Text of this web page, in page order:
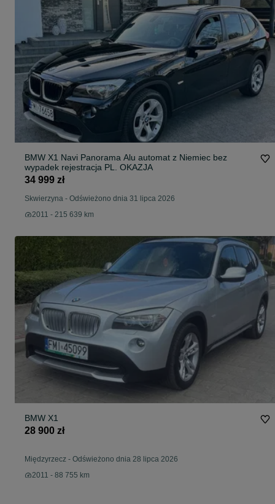
BMW X1 Navi Panorama Alu automat z Niemiec bez
wypadek rejestracja PL. OKAZJA
34 999 zł
Skwierzyna - Odświeżono dnia 31 lipca 2026
2011 - 215 639 km
BMW X1
28 900 zł
Międzyrzecz - Odświeżono dnia 28 lipca 2026
2011 - 88 755 km